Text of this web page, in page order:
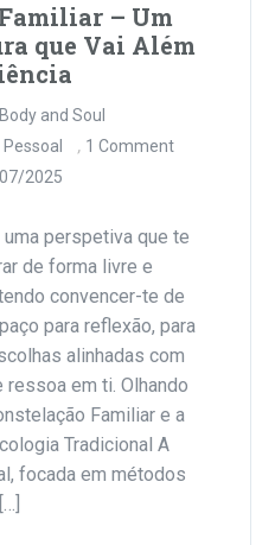
– Um
que Vai Além
and Soul
1 Comment
2025
perspetiva que te
de forma livre e
convencer-te de
para reflexão, para
alinhadas com
em ti. Olhando
Familiar e a
Tradicional A
focada em métodos
[…]